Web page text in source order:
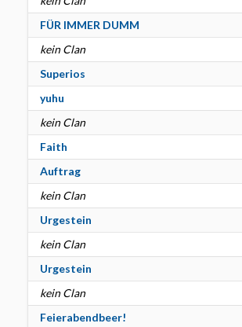
FÜR IMMER DUMM
kein Clan
Superios
yuhu
kein Clan
Faith
Auftrag
kein Clan
Urgestein
kein Clan
Urgestein
kein Clan
Feierabendbeer!